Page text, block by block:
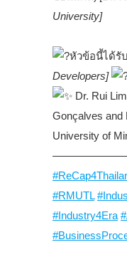
University]
หัวข้อนี้ได้รั
Developers]
Dr. Rui
Gonçalves and
University of
#RMUTL
#Industry4Era